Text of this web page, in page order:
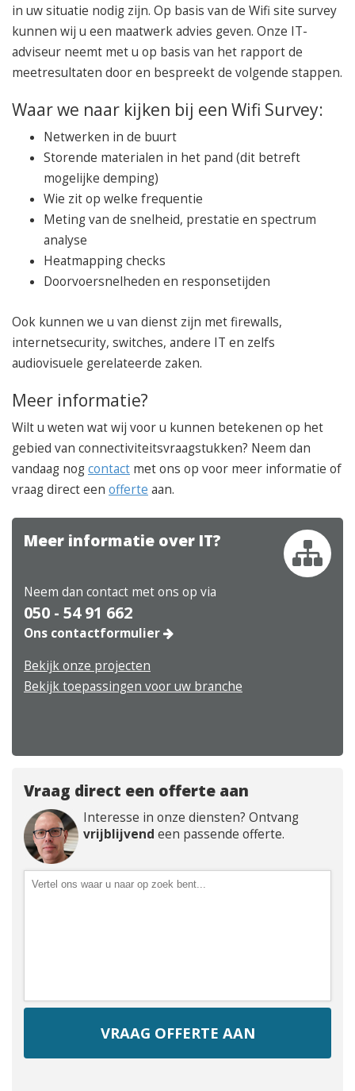
in uw situatie nodig zijn. Op basis van de Wifi site survey
kunnen wij u een maatwerk advies geven. Onze IT-
adviseur neemt met u op basis van het rapport de
meetresultaten door en bespreekt de volgende stappen.
Waar we naar kijken bij een Wifi Survey:
Netwerken in de buurt
Storende materialen in het pand (dit betreft
mogelijke demping)
Wie zit op welke frequentie
Meting van de snelheid, prestatie en spectrum
analyse
Heatmapping checks
Doorvoersnelheden en responsetijden
Ook kunnen we u van dienst zijn met firewalls,
internetsecurity, switches, andere IT en zelfs
audiovisuele gerelateerde zaken.
Meer informatie?
Wilt u weten wat wij voor u kunnen betekenen op het
gebied van connectiviteitsvraagstukken? Neem dan
vandaag nogcontact met ons op voor meer informatie of
vraag direct een offerte aan.
Meer informatie over IT?
Neem dan contact met ons op via
050 - 54 91 662
Ons contactformulier
Bekijk onze projecten
Bekijk toepassingen voor uw branche
Vraag direct een offerte aan
Interesse in onze diensten? Ontvang
vrijblijvend een passende offerte.